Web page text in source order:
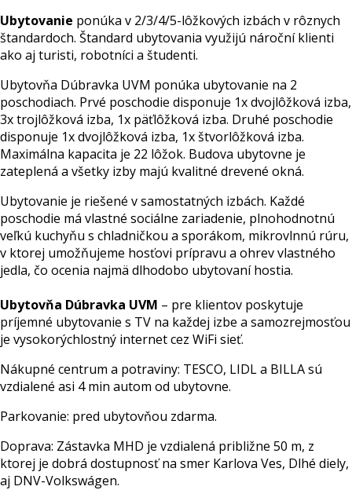
Ubytovanie ponúka v 2/3/4/5-lôžkových izbách v rôznych
štandardoch. Štandard ubytovania využijú nároční klienti
ako aj turisti, robotníci a študenti.
Ubytovňa Dúbravka UVM ponúka ubytovanie na 2
poschodiach. Prvé poschodie disponuje 1x dvojlôžková izba,
3x trojlôžková izba, 1x päťlôžková izba. Druhé poschodie
disponuje 1x dvojlôžková izba, 1x štvorlôžková izba.
Maximálna kapacita je 22 lôžok. Budova ubytovne je
zateplená a všetky izby majú kvalitné drevené okná.
Ubytovanie je riešené v samostatných izbách. Každé
poschodie má vlastné sociálne zariadenie, plnohodnotnú
veľkú kuchyňu s chladničkou a sporákom, mikrovlnnú rúru,
v ktorej umožňujeme hosťovi prípravu a ohrev vlastného
jedla, čo ocenia najmä dlhodobo ubytovaní hostia.
Ubytovňa Dúbravka UVM – pre klientov poskytuje
príjemné ubytovanie s TV na každej izbe a samozrejmosťou
je vysokorýchlostný internet cez WiFi sieť.
Nákupné centrum a potraviny: TESCO, LIDL a BILLA sú
vzdialené asi 4 min autom od ubytovne.
Parkovanie: pred ubytovňou zdarma.
Doprava: Zástavka MHD je vzdialená približne 50 m, z
ktorej je dobrá dostupnosť na smer Karlova Ves, Dlhé diely,
aj DNV-Volkswágen.